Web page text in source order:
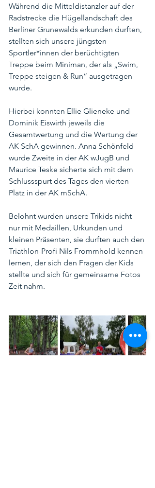
Während die Mitteldistanzler auf der
Radstrecke die Hügellandschaft des
Berliner Grunewalds erkunden durften,
stellten sich unsere jüngsten
Sportler*innen der berüchtigten
Treppe beim Miniman, der als „Swim,
Treppe steigen & Run“ ausgetragen
wurde.
Hierbei konnten Ellie Glieneke und
Dominik Eiswirth jeweils die
Gesamtwertung und die Wertung der
AK SchA gewinnen. Anna Schönfeld
wurde Zweite in der AK wJugB und
Maurice Teske sicherte sich mit dem
Schlussspurt des Tages den vierten
Platz in der AK mSchA.
Belohnt wurden unsere Trikids nicht
nur mit Medaillen, Urkunden und
kleinen Präsenten, sie durften auch den
Triathlon-Profi Nils Frommhold kennen
lernen, der sich den Fragen der Kids
stellte und sich für gemeinsame Fotos
Zeit nahm.